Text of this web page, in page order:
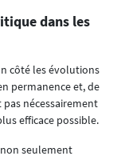
dans les
côté les évolutions
permanence et, de
nécessairement
efficace possible.
seulement